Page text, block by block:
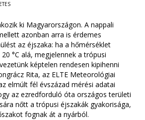
ki Magyarországon. A nappali
azonban arra is érdemes
az éjszaka: ha a hőmérséklet
°C alá, megjelennek a trópusi
képtelen rendesen kipihenni
Rita, az ELTE Meteorológiai
elmúlt fél évszázad mérési adatai
az ezredforduló óta országos területi
nőtt a trópusi éjszakák gyakorisága,
fognak át a nyárból.